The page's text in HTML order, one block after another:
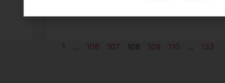
1 … 106 107 108 109 110 … 133